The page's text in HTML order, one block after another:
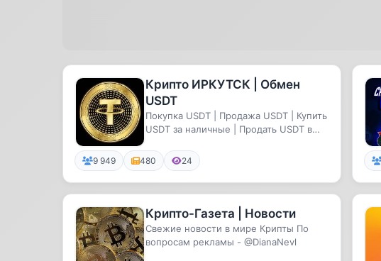
Крипто ИРКУТСК | Обмен
USDT
Покупка USDT | Продажа USDT | Купить
USDT за наличные | Продать USDT в
9 949 480 24
Крипто-Газета | Новости
Свежие новости в мире Крипты По
вопросам рекламы - @DianaNevl